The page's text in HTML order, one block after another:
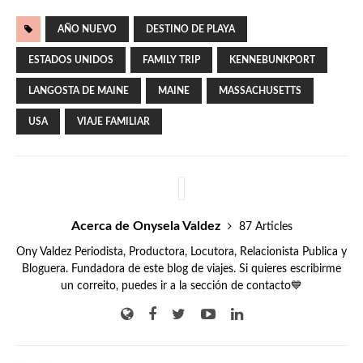
AÑO NUEVO DESTINO DE PLAYA
ESTADOS UNIDOS FAMILY TRIP KENNEBUNKPORT
LANGOSTA DE MAINE MAINE MASSACHUSETTS
USA VIAJE FAMILIAR
Acerca de Onysela Valdez 87 Articles
Ony Valdez Periodista, Productora, Locutora, Relacionista Publica y
Bloguera. Fundadora de este blog de viajes. Si quieres escribirme
un correito, puedes ir a la sección de contacto💙